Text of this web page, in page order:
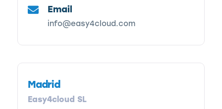
Email
info@easy4cloud.com
Madrid
Easy4cloud SL